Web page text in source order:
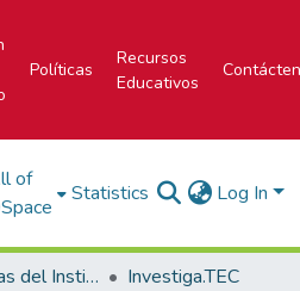
Políticas
Recursos
Educativos
of
Statistics Log In
Portal de Revistas del Instituto Tecnológico de Costa Rica
Investiga.TEC